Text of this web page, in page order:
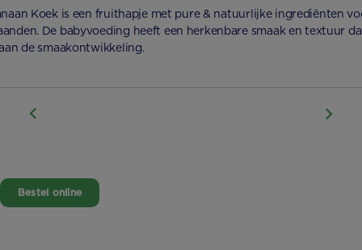
Koek is een fruithapje met pure & natuurlijke ingrediënten
De babyvoeding heeft een herkenbare smaak en textuur
de smaakontwikkeling.
Bestel online